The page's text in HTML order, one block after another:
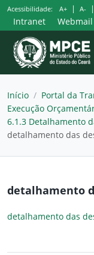
Pular
para
o
conteúdo
Acessibilidade: A+ | A- |
Intranet Webmail
Início / Portal da
Execução
6.1.3 Detalhamento
detalhamento das
detalhamento
detalhamento das